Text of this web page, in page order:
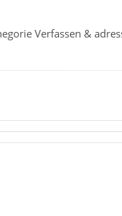
Verfassen &